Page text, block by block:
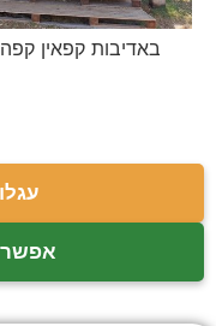
באדיבות קפאין